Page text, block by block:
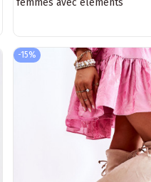
femmes avec éléments
-15%